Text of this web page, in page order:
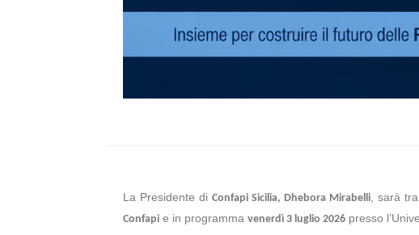
La Presidente di Confapi Sicilia, Dhebora Mirabelli , sarà
Confapi e in programma venerdì 3 luglio 2026 presso